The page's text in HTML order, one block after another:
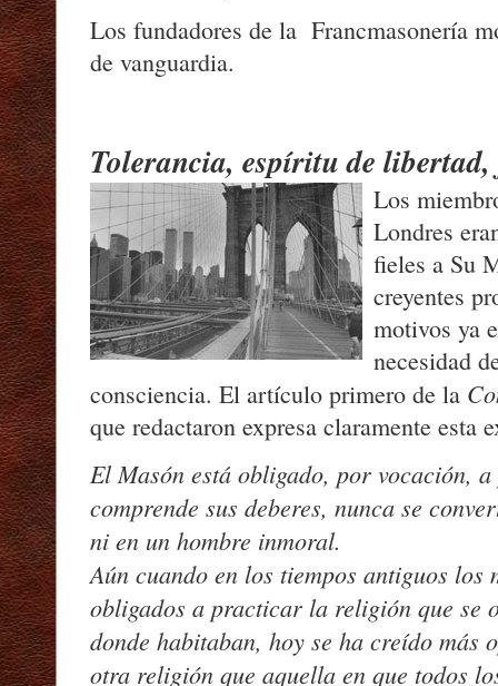
Los fundadores de la Francmasonería
de vanguardia.
Tolerancia, espíritu de
Los
Londres
fieles a Su
creyentes
motivos ya
necesidad
consciencia. El artículo primero de la
que redactaron expresa claramente esta
El Masón está obligado, por vocación,
comprende sus deberes, nunca se
ni en un hombre inmoral.
Aún cuando en los tiempos antiguos los
obligados a practicar la religión que se
donde habitaban, hoy se ha creído más
otra religión que aquella en que todos